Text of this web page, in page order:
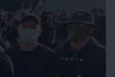
recentes em que
a Sérvia,
o Iraque e a Líbia
inquietação
aflorado como